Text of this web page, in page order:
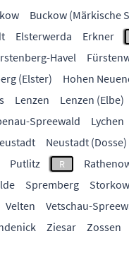
Buckow (Märkische
Elsterwerda Erkner
Havel
(Elster) Hohen
Lenzen Lenzen (Elbe)
Spreewald Lychen
Neustadt (Dosse)
Putlitz R
Spremberg Storkow
Velten Vetschau-
Ziesar Zossen